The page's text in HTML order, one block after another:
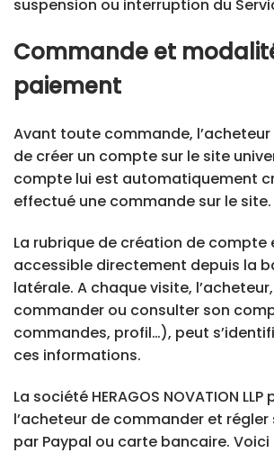
suspension ou interruption du
Commande et
paiement
Avant toute commande, l’acheteur
de créer un compte sur le site
compte lui est automatiquement
effectué une commande sur le site.
La rubrique de création de compte
accessible directement depuis la
latérale. A chaque visite,
commander ou consulter son
commandes, profil…), peut
ces informations.
La société HERAGOS NOVATION
l’acheteur de commander et
par Paypal ou carte bancaire. Voici